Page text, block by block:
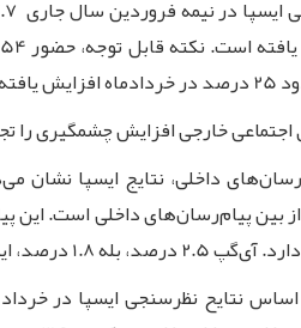
در نیمه فروردین سال جاری
است.
یافته است
افزایش چشمگیری را تجربه نکرده است و در حال حاضر
گپ 1.4 درصد، بیسفون 0.6 درصد و ساینا
ایسپا در خرداد ماه سال جاری، 66 درصد مردم حداقل از یکی از شبکه‌های